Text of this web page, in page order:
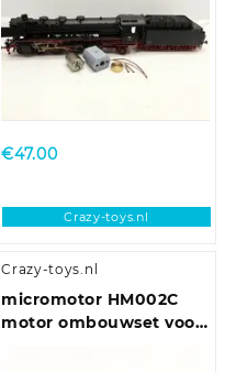
BR 119
€47.00
Crazy-toys.nl
Crazy-toys.nl
micromotor HM002C
motor ombouwset voor